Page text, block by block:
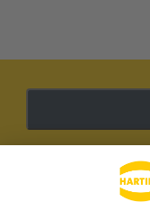
Newsletter